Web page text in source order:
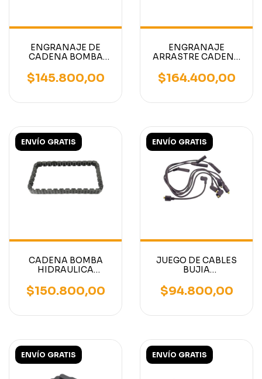
ENGRANAJE DE
CADENA BOMBA
AUTOELEVADOR
MOTOR NISSAN K15-
$145.800,00
ENGRANAJE
ARRASTRE CADENA
AUTOELEVADOR
MOTOR NISSAN K15-
$164.400,00
ENVÍO GRATIS
CADENA BOMBA
HIDRAULICA
MOTOR NISSAN K15-
K21-K25
$150.800,00
ENVÍO GRATIS
JUEGO DE CABLES
BUJIA
MOTOR MITSUBISHI
4G63/4G64
$94.800,00
ENVÍO GRATIS ENVÍO GRATIS